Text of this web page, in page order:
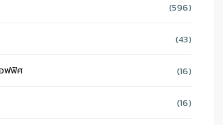
(596)
(43)
ฟฟิศ (16)
(16)